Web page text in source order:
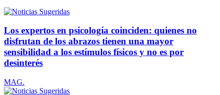
Los expertos en psicología coinciden: quienes no
disfrutan de los abrazos tienen una mayor
sensibilidad a los estímulos físicos y no es por
desinterés
MAG.